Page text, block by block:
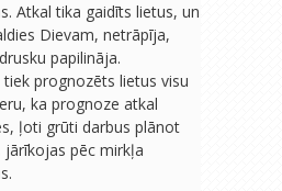
Atkal tika gaidīts lietus, un
Dievam, netrāpīja,
papilināja.
tiek prognozēts lietus visu
ka prognoze atkal
ļoti grūti darbus plānot
jārīkojas pēc mirkļa